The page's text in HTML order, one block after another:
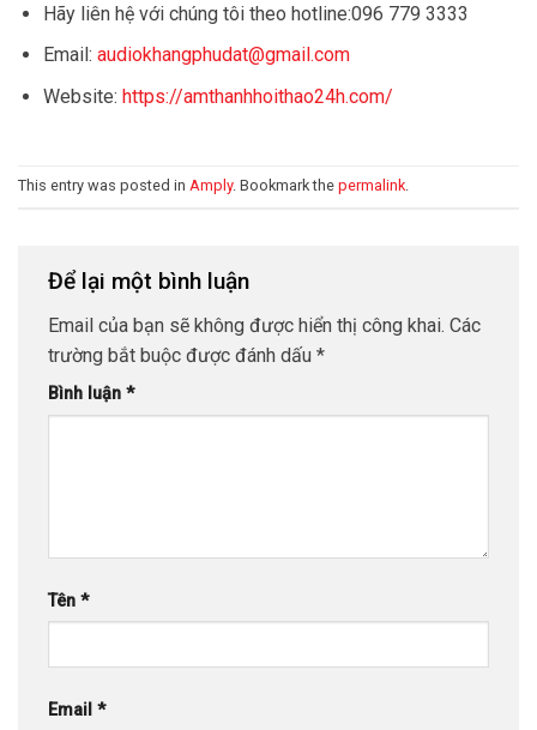
Hãy liên hệ với chúng tôi theo hotline:096 779 3333
Email: audiokhangphudat@gmail.com
Website: https://amthanhhoithao24h.com/
This entry was posted in Amply. Bookmark the permalink.
Để lại một bình luận
Email của bạn sẽ không được hiển thị công khai. Các
trường bắt buộc được đánh dấu *
Bình luận *
Tên *
Email *